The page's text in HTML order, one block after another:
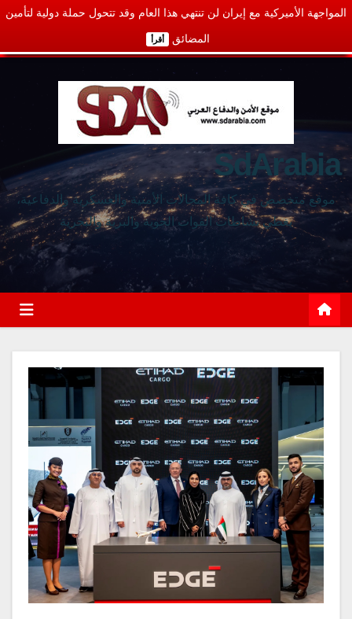
المواجهة الأميركية مع إيران لن تنتهي هذا العام وقد تتحول حملة دولية لتأمين
المضائق أقرأ
SdArabia
موقع متخصص في كافة المجالات الأمنية والعسكرية والدفاعية،
يغطي نشاطات القوات الجوية والبرية والبحرية